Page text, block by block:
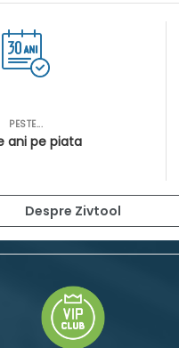
PESTE...
ani pe piata
Despre Zivtool